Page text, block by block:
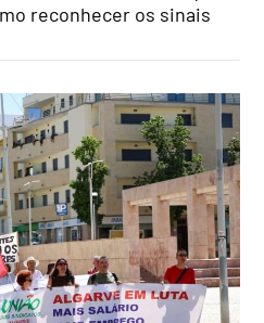
reconhecer os sinais